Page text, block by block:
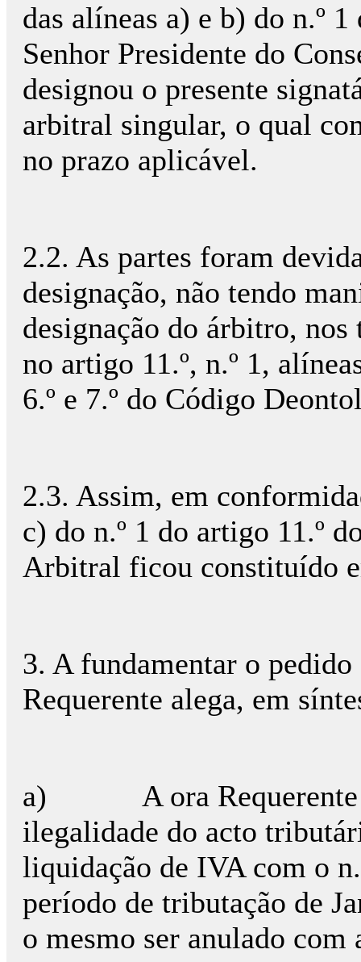
das alíneas a) e b) do n.º
Senhor Presidente do
designou o presente
arbitral singular, o qual
no prazo aplicável.
2.2. As partes foram
designação, não tendo
designação do árbitro,
no artigo 11.º, n.º 1,
6.º e 7.º do Código
2.3. Assim, em
c) do n.º 1 do artigo 11.º
Arbitral ficou constituído
3. A fundamentar o
Requerente alega, em
a) A ora Requerente
ilegalidade do acto
liquidação de IVA com o
período de tributação de
o mesmo ser anulado com